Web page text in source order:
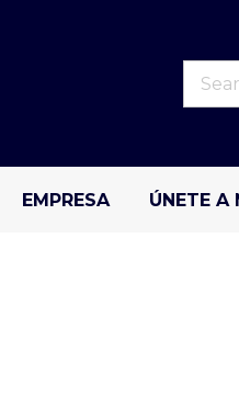
EMPRESA ÚNETE A